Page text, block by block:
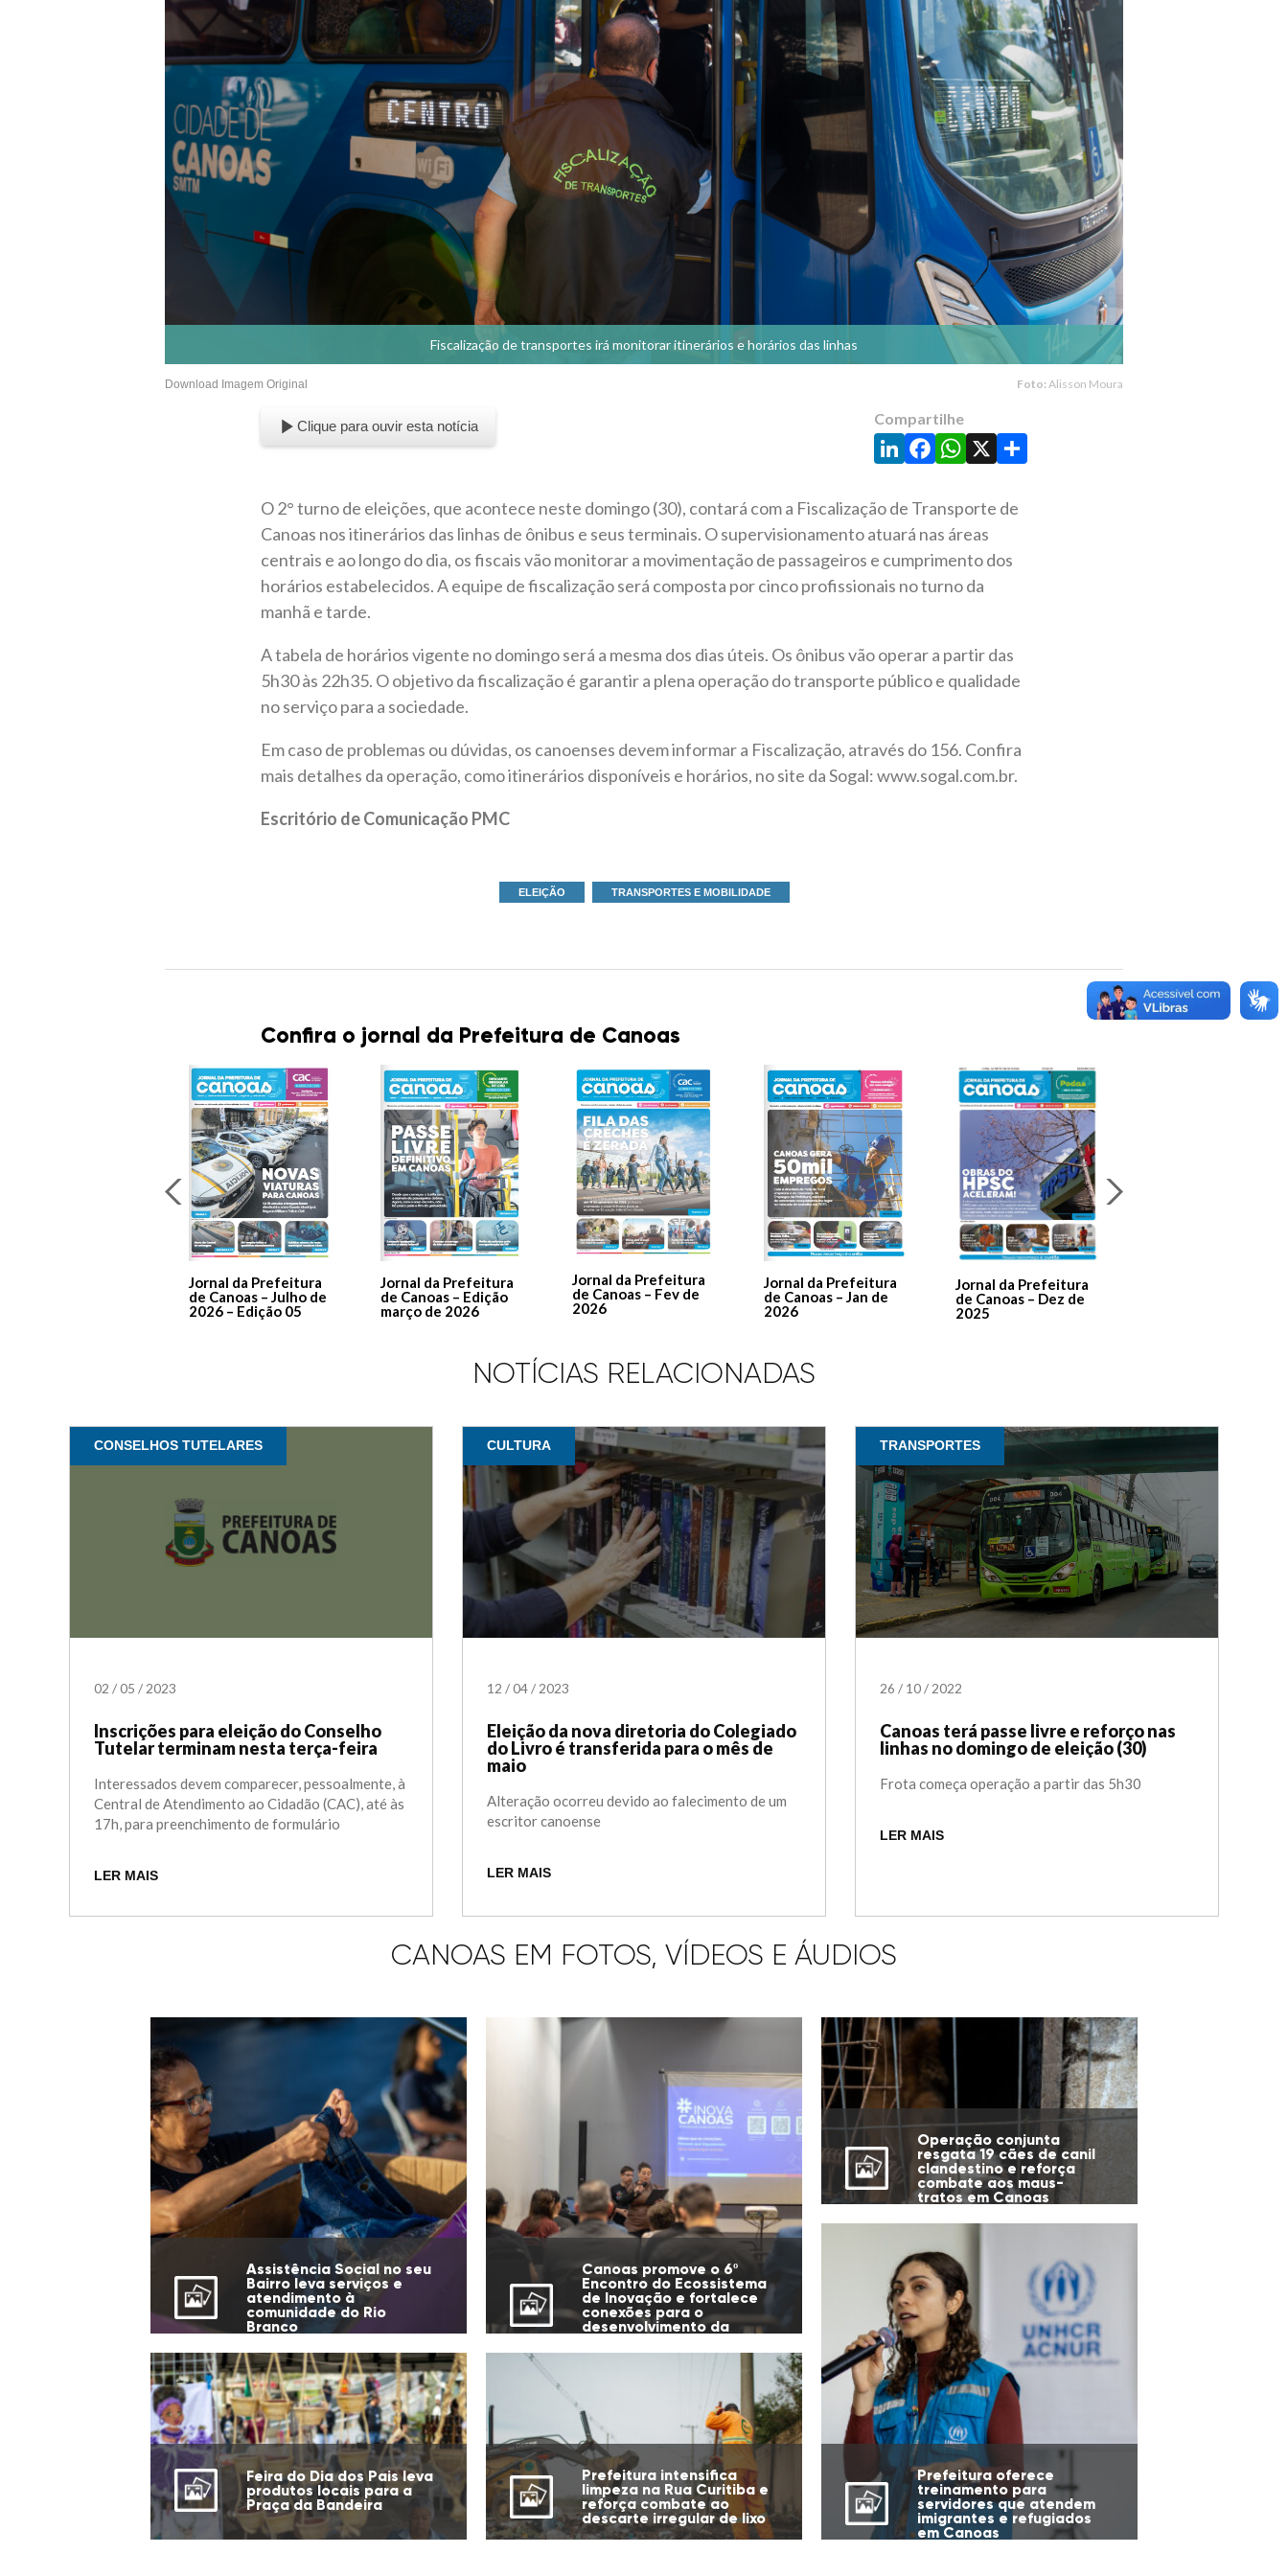
Fiscalização de transportes irá monitorar itinerários e horários das linhas
Download Imagem Original Foto: Alisson Moura
Clique para ouvir esta notícia Compartilhe
LinkedIn
Facebook
WhatsApp
X Share
O 2° turno de eleições, que acontece neste domingo (30), contará com a Fiscalização de Transporte de
Canoas nos itinerários das linhas de ônibus e seus terminais. O supervisionamento atuará nas áreas
centrais e ao longo do dia, os fiscais vão monitorar a movimentação de passageiros e cumprimento dos
horários estabelecidos. A equipe de fiscalização será composta por cinco profissionais no turno da
manhã e tarde.
A tabela de horários vigente no domingo será a mesma dos dias úteis. Os ônibus vão operar a partir das
5h30 às 22h35. O objetivo da fiscalização é garantir a plena operação do transporte público e qualidade
no serviço para a sociedade.
Em caso de problemas ou dúvidas, os canoenses devem informar a Fiscalização, através do 156. Confira
mais detalhes da operação, como itinerários disponíveis e horários, no site da Sogal: www.sogal.com.br.
Escritório de Comunicação PMC
ELEIÇÃO TRANSPORTES E MOBILIDADE
Confira o jornal da Prefeitura de Canoas
Jornal da Prefeitura
de Canoas – Julho de
2026 – Edição 05
Jornal da Prefeitura
de Canoas – Edição
março de 2026
Jornal da Prefeitura
de Canoas – Fev de
2026
Jornal da Prefeitura
de Canoas – Jan de
2026
Jornal da Prefeitura
de Canoas – Dez de
2025
NOTÍCIAS RELACIONADAS
CONSELHOS TUTELARES
02 /05 / 2023
Inscrições para eleição do Conselho
Tutelar terminam nesta terça-feira
Interessados devem comparecer, pessoalmente, à
Central de Atendimento ao Cidadão (CAC), até às
17h, para preenchimento de formulário
LER MAIS
CULTURA
12 /04/ 2023
Eleição da nova diretoria do Colegiado
do Livro é transferida para o mês de
maio
Alteração ocorreu devido ao falecimento de um
escritor canoense
LER MAIS
TRANSPORTES
26 / 10/ 2022
Canoas terá passe livre e reforço nas
linhas no domingo de eleição (30)
Frota começa operação a partir das 5h30
LER MAIS
CANOAS EM FOTOS, VÍDEOS E ÁUDIOS
Assistência Social no seu
Bairro leva serviços e
atendimento à
comunidade do Rio
Branco
Canoas promove o 6º
Encontro do Ecossistema
de Inovação e fortalece
conexões para o
desenvolvimento da
Operação conjunta
resgata 19 cães de canil
clandestino e reforça
combate aos maus-
tratos em Canoas
Feira do Dia dos Pais leva
produtos locais para a
Praça da Bandeira
Prefeitura intensifica
limpeza na Rua Curitiba e
reforça combate ao
descarte irregular de lixo
Prefeitura oferece
treinamento para
servidores que atendem
imigrantes e refugiados
em Canoas